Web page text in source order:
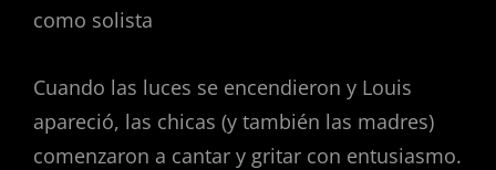
como solista
Cuando las luces se encendieron y Louis
apareció, las chicas (y también las madres)
comenzaron a cantar y gritar con entusiasmo.